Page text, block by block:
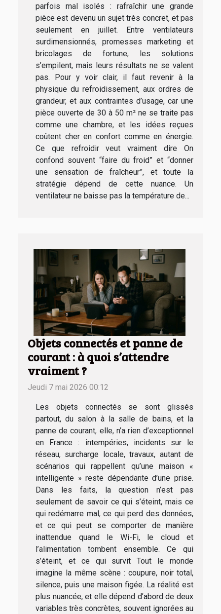
parfois mal isolés : rafraîchir une grande
pièce est devenu un sujet très concret, et pas
seulement en juillet. Entre ventilateurs
surdimensionnés, promesses marketing et
bricolages de fortune, les solutions
s’empilent, mais leurs résultats ne se valent
pas. Pour y voir clair, il faut revenir à la
physique du refroidissement, aux ordres de
grandeur, et aux contraintes d’usage, car une
pièce ouverte de 30 à 50 m² ne se traite pas
comme une chambre, et les idées reçues
coûtent cher en confort comme en énergie.
Ce que refroidir veut vraiment dire On
confond souvent “faire du froid” et “donner
une sensation de fraîcheur”, et toute la
stratégie dépend de cette nuance. Un
ventilateur ne baisse pas la température de...
Objets connectés et panne de
courant : à quoi s’attendre
vraiment ?
Jeudi 7 mai 2026 00:12
Les objets connectés se sont glissés
partout, du salon à la salle de bains, et la
panne de courant, elle, n’a rien d’exceptionnel
en France : intempéries, incidents sur le
réseau, surcharge locale, travaux, autant de
scénarios qui rappellent qu’une maison «
intelligente » reste dépendante d’une prise.
Dans les faits, la question n’est pas
seulement de savoir ce qui s’éteint, mais ce
qui redémarre mal, ce qui perd des données,
et ce qui peut se comporter de manière
inattendue quand le Wi-Fi, le cloud et
l’alimentation tombent ensemble. Ce qui
s’éteint, et ce qui survit Tout le monde
imagine la même scène : coupure, noir total,
silence, puis une maison figée. La réalité est
plus nuancée, et elle dépend d’abord de deux
variables très concrètes, souvent ignorées au